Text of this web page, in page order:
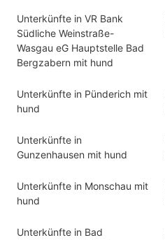
Unterkünfte in VR Bank
Südliche Weinstraße-
Wasgau eG Hauptstelle Bad
Bergzabern mit hund
Unterkünfte in Pünderich mit
hund
Unterkünfte in
Gunzenhausen mit hund
Unterkünfte in Monschau mit
hund
Unterkünfte in Bad